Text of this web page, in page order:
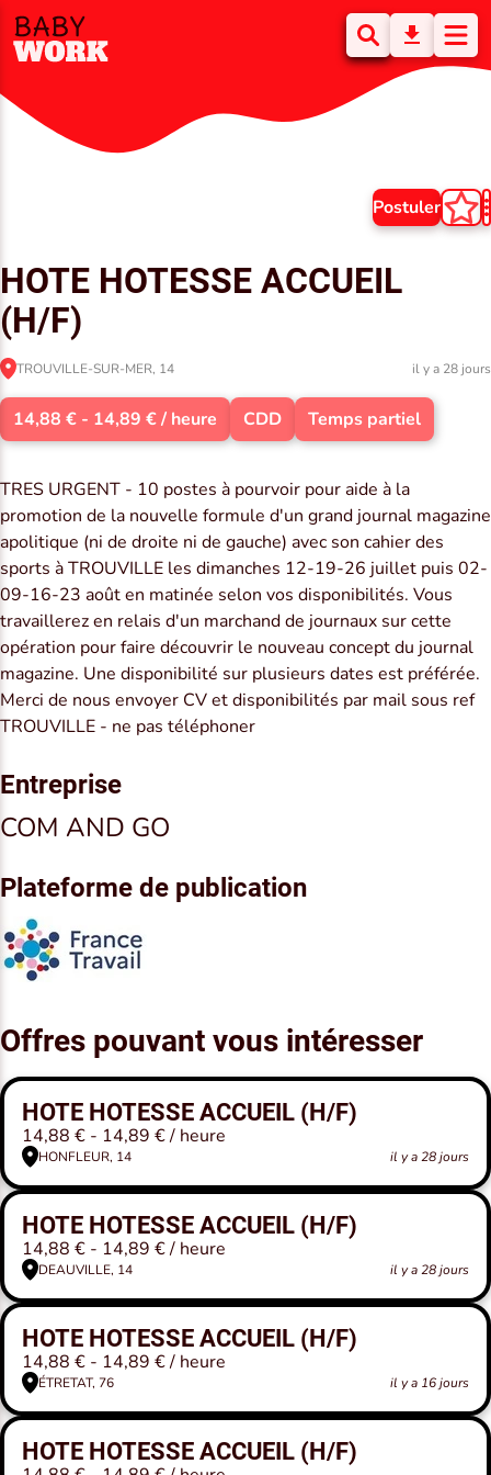
Postuler
HOTE HOTESSE ACCUEIL
(H/F)
TROUVILLE-SUR-MER, 14 il y a 28 jours
14,88 € - 14,89 € / heure CDD Temps partiel
TRES URGENT - 10 postes à pourvoir pour aide à la
promotion de la nouvelle formule d'un grand journal magazine
apolitique (ni de droite ni de gauche) avec son cahier des
sports à TROUVILLE les dimanches 12-19-26 juillet puis 02-
09-16-23 août en matinée selon vos disponibilités. Vous
travaillerez en relais d'un marchand de journaux sur cette
opération pour faire découvrir le nouveau concept du journal
magazine. Une disponibilité sur plusieurs dates est préférée.
Merci de nous envoyer CV et disponibilités par mail sous ref
TROUVILLE - ne pas téléphoner
Entreprise
COM AND GO
Plateforme de publication
Offres pouvant vous intéresser
HOTE HOTESSE ACCUEIL (H/F)
14,88 € - 14,89 € / heure
HONFLEUR, 14 il y a 28 jours
HOTE HOTESSE ACCUEIL (H/F)
14,88 € - 14,89 € / heure
DEAUVILLE, 14 il y a 28 jours
HOTE HOTESSE ACCUEIL (H/F)
14,88 € - 14,89 € / heure
ÉTRETAT, 76 il y a 16 jours
HOTE HOTESSE ACCUEIL (H/F)